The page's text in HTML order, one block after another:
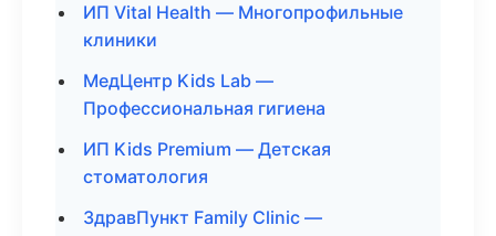
ИП Vital Health — Многопрофильные
клиники
МедЦентр Kids Lab —
Профессиональная гигиена
ИП Kids Premium — Детская
стоматология
ЗдравПункт Family Clinic —